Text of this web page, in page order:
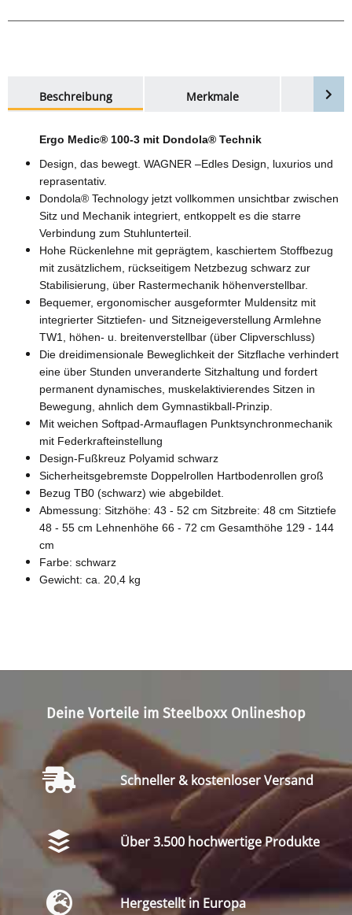
Beschreibung
Merkmale
Ergo Medic® 100-3 mit Dondola® Technik
Design, das bewegt. WAGNER –Edles Design, luxurios und
reprasentativ.
Dondola® Technology jetzt vollkommen unsichtbar zwischen
Sitz und Mechanik integriert, entkoppelt es die starre
Verbindung zum Stuhlunterteil.
Hohe Rückenlehne mit geprägtem, kaschiertem Stoffbezug
mit zusätzlichem, rückseitigem Netzbezug schwarz zur
Stabilisierung, über Rastermechanik höhenverstellbar.
Bequemer, ergonomischer ausgeformter Muldensitz mit
integrierter Sitztiefen- und Sitzneigeverstellung Armlehne
TW1, höhen- u. breitenverstellbar (über Clipverschluss)
Die dreidimensionale Beweglichkeit der Sitzflache verhindert
eine über Stunden unveranderte Sitzhaltung und fordert
permanent dynamisches, muskelaktivierendes Sitzen in
Bewegung, ahnlich dem Gymnastikball-Prinzip.
Mit weichen Softpad-Armauflagen Punktsynchronmechanik
mit Federkrafteinstellung
Design-Fußkreuz Polyamid schwarz
Sicherheitsgebremste Doppelrollen Hartbodenrollen groß
Bezug TB0 (schwarz) wie abgebildet.
Abmessung: Sitzhöhe: 43 - 52 cm Sitzbreite: 48 cm Sitztiefe
48 - 55 cm Lehnenhöhe 66 - 72 cm Gesamthöhe 129 - 144
cm
Farbe: schwarz
Gewicht: ca. 20,4 kg
Deine Vorteile im Steelboxx Onlineshop
Schneller & kostenloser Versand
Über 3.500 hochwertige Produkte
Hergestellt in Europa